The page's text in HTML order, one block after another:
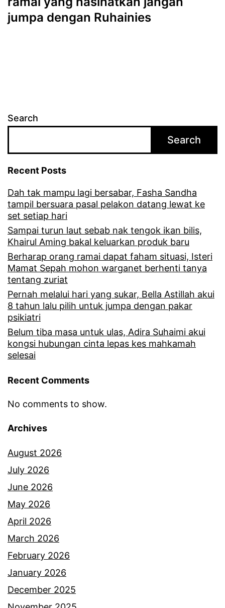
jumpa dengan Ruhainies
Search
Search
Recent Posts
Dah tak mampu lagi bersabar, Fasha Sandha
tampil bersuara pasal pelakon datang lewat ke
set setiap hari
Sampai turun laut sebab nak tengok ikan bilis,
Khairul Aming bakal keluarkan produk baru
Berharap orang ramai dapat faham situasi, Isteri
Mamat Sepah mohon warganet berhenti tanya
tentang zuriat
Pernah melalui hari yang sukar, Bella Astillah akui
8 tahun lalu pilih untuk jumpa dengan pakar
psikiatri
Belum tiba masa untuk ulas, Adira Suhaimi akui
kongsi hubungan cinta lepas kes mahkamah
selesai
Recent Comments
No comments to show.
Archives
August 2026
July 2026
June 2026
May 2026
April 2026
March 2026
February 2026
January 2026
December 2025